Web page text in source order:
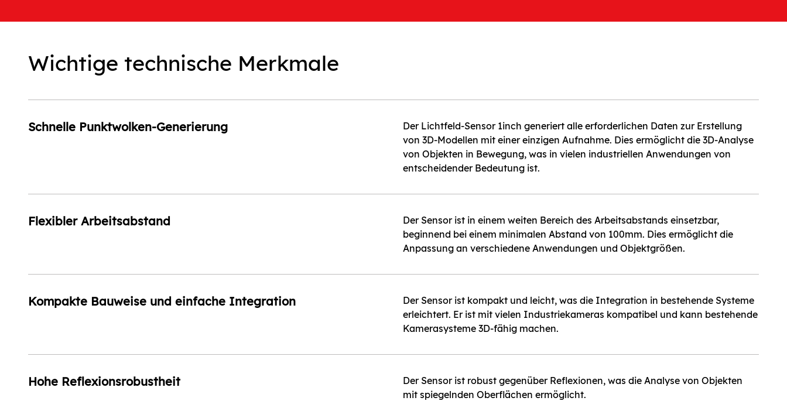
Wichtige technische Merkmale
Schnelle Punktwolken-Generierung
Der Lichtfeld-Sensor 1inch generiert alle erforderlichen Daten zur Erstellung
von 3D-Modellen mit einer einzigen Aufnahme. Dies ermöglicht die 3D-Analyse
von Objekten in Bewegung, was in vielen industriellen Anwendungen von
entscheidender Bedeutung ist.
Flexibler Arbeitsabstand
Der Sensor ist in einem weiten Bereich des Arbeitsabstands einsetzbar,
beginnend bei einem minimalen Abstand von 100mm. Dies ermöglicht die
Anpassung an verschiedene Anwendungen und Objektgrößen.
Kompakte Bauweise und einfache Integration
Der Sensor ist kompakt und leicht, was die Integration in bestehende Systeme
erleichtert. Er ist mit vielen Industriekameras kompatibel und kann bestehende
Kamerasysteme 3D-fähig machen.
Hohe Reflexionsrobustheit
Der Sensor ist robust gegenüber Reflexionen, was die Analyse von Objekten
mit spiegelnden Oberflächen ermöglicht.